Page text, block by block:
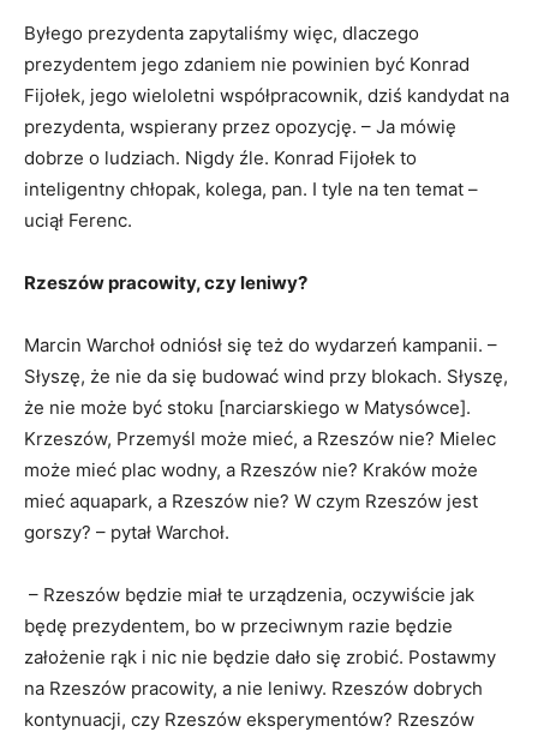
Byłego prezydenta zapytaliśmy więc, dlaczego
prezydentem jego zdaniem nie powinien być Konrad
Fijołek, jego wieloletni współpracownik, dziś kandydat na
prezydenta, wspierany przez opozycję. – Ja mówię
dobrze o ludziach. Nigdy źle. Konrad Fijołek to
inteligentny chłopak, kolega, pan. I tyle na ten temat –
uciął Ferenc.
Rzeszów pracowity, czy leniwy?
Marcin Warchoł odniósł się też do wydarzeń kampanii. –
Słyszę, że nie da się budować wind przy blokach. Słyszę,
że nie może być stoku [narciarskiego w Matysówce].
Krzeszów, Przemyśl może mieć, a Rzeszów nie? Mielec
może mieć plac wodny, a Rzeszów nie? Kraków może
mieć aquapark, a Rzeszów nie? W czym Rzeszów jest
gorszy? – pytał Warchoł.
– Rzeszów będzie miał te urządzenia, oczywiście jak
będę prezydentem, bo w przeciwnym razie będzie
założenie rąk i nic nie będzie dało się zrobić. Postawmy
na Rzeszów pracowity, a nie leniwy. Rzeszów dobrych
kontynuacji, czy Rzeszów eksperymentów? Rzeszów